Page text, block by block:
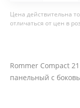
Цена действительна
отличаться от цен в
Rommer Compact
панельный с